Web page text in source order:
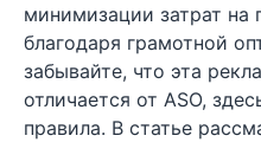
минимизации затрат
благодаря грамотной
забывайте, что эта
отличается от ASO,
правила. В статье